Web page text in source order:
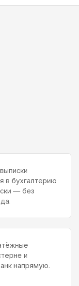
в бухгалтерию
— без
и
напрямую.